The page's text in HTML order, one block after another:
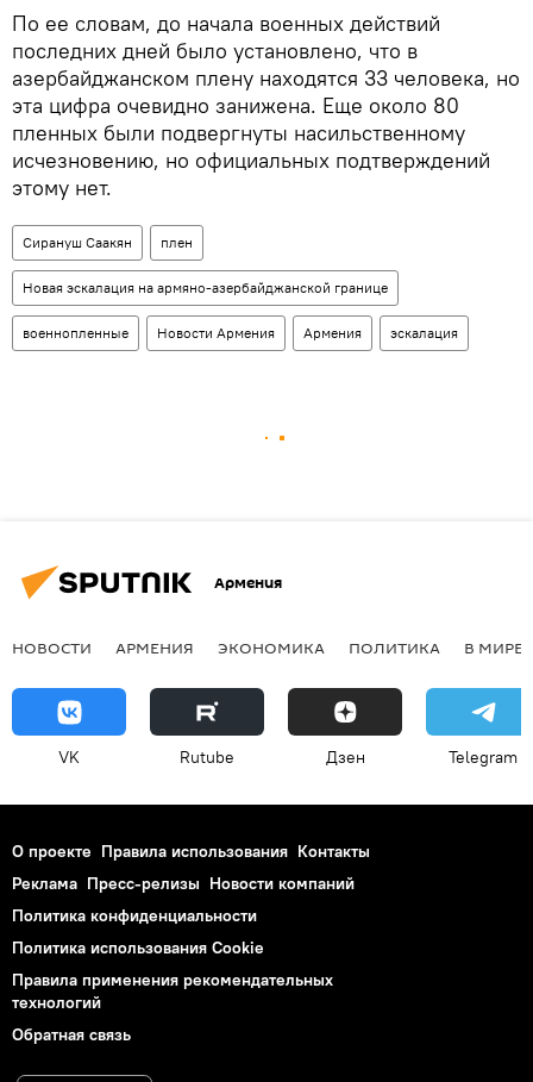
По ее словам, до начала военных действий
последних дней было установлено, что в
азербайджанском плену находятся 33 человека, но
эта цифра очевидно занижена. Еще около 80
пленных были подвергнуты насильственному
исчезновению, но официальных подтверждений
этому нет.
Сирануш Саакян плен
Новая эскалация на армяно-азербайджанской границе
военнопленные Новости Армения Армения эскалация
Армения
НОВОСТИ АРМЕНИЯ ЭКОНОМИКА ПОЛИТИКА В МИРЕ
VK Rutube Дзен Telegram
О проекте Правила использования Контакты
Реклама Пресс-релизы Новости компаний
Политика конфиденциальности
Политика использования Cookie
Правила применения рекомендательных
технологий
Обратная связь